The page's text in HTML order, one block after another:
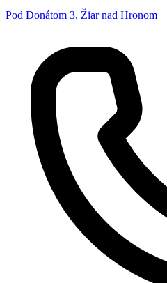
Pod Donátom 3, Žiar nad Hronom